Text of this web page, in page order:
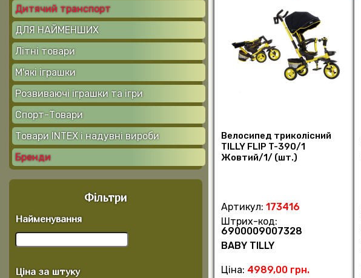
КАСОВІ АПАРАТИ,
МАГАЗИНИ
КОСМЕТИКА ДИТЯЧА,
БІСЕР, АКСЕСУАРИ
КУХНЯ, ПОБУТОВА
ТЕХНІКА, ПОСУД І
ПРОДУКТИ
ЛЯЛЬКОВІ НАРЯДИ,
ЗБРОЯ НА КУЛЬКАХ ТА
ПРИСОСКАХ
НАБОРИ ІГРАШКОВОЇ
Машинки пластмасові
(Україна)АКТИВНІ ІГРИ: ФУТБОЛ,
БІЛЬЯРД, ХОККЕЙ
АРМІЯ, СОЛДАТИ,
ВІЙСЬКОВІ НАБОРИ
ЛІТАКИ, ГЕЛІКОПТЕРИ,
ЗАПУСКАЛКИ СЕНСОРНІ
НАБОРИ ІГРАШКОВИХ
ІНСТРУМЕНТІВ
МІКРОСКОП, ТЕЛЕСКОП,
ФОТОАПАРАТ,
КАЛЕЙДОСКОП
ОСТАННІ
НАДХОДЖЕННЯ
ІГРАШКИ
ТВАРИНИ, ДИНОЗАВРИ,
ПАРТИ, ДИТЯЧІ
СТОЛИКИ
СТІЛЬЧИКИ ДЛЯ
ГОДУВАННЯ
Дитячий транспорт
ВЕЛОСИПЕДИ 2-Х
КОЛІСНІ
Велосипеди 2-х колісні
"12"
Велосипеди 2-х колісні
"14"
Велосипеди 2-х колісні
"18"
Велосипеди 2-х колісні
ВЕЛОСИПЕДИ 3-Х
КОЛІСНІ
ЕЛЕКТРОМОБІЛІ,
МОТОЦИКЛИ,
КВАДРОЦИКЛИ
КАРТИ (ПЕДАЛЬНІ
ДЛЯ НАЙМЕНШИХ
Літні товари
ІГРАШКИ ПІСОЧНІ,
НАБОРИ
ВІТРЯЧКИ, ВЕРТУШКИ,
ПОВІТРЯНІ ЗМІЇ,
БУМЕРАНГ
РИБАЛКА, ВОДОПЛАВНІ
ІГРАШКИ
М'які іграшки
КОПИЦЯ ТА ІНШІ
ВІТЧИЗНЯНІ
ВИРОБНИКИ
Розвиваючі іграшки та ігри
ІГРАШКОВІ МУЗИЧНІ
ІНСТРУМЕНТИ
Спорт-Товари
БАДМІНТОН, ТЕНІС,
РАКЕТКИ
Товари INTEX і надувні вироби
Бренди
Фільтри
Найменування
Ціна за штуку
Велосипед триколісний
TILLY FLIP T-390/1
Жовтий/1/ (шт.)
Артикул:173416
Штрих-код:
6900009007328
BABY TILLY
Ціна: 4989,00 грн.